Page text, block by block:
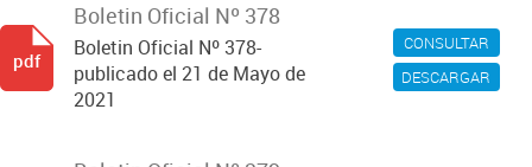
CONSULTAR
DESCARGAR
Boletin Oficial Nº 378
Boletin Oficial Nº 378-
publicado el 21 de Mayo de
2021
pdf